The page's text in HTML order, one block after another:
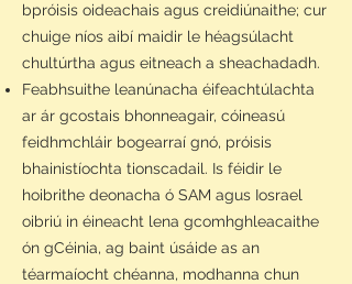
bpróisis oideachais agus creidiúnaithe; cur
chuige níos aibí maidir le héagsúlacht
chultúrtha agus eitneach a sheachadadh.
Feabhsuithe leanúnacha éifeachtúlachta
ar ár gcostais bhonneagair, cóineasú
feidhmchláir bogearraí gnó, próisis
bhainistíochta tionscadail. Is féidir le
hoibrithe deonacha ó SAM agus Iosrael
oibriú in éineacht lena gcomhghleacaithe
ón gCéinia, ag baint úsáide as an
téarmaíocht chéanna, modhanna chun